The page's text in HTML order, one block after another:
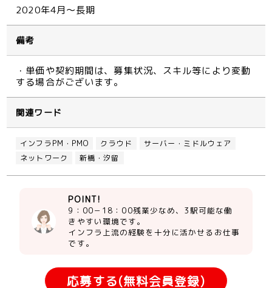
2020年4月～長期
備考
・単価や契約期間は、募集状況、スキル等により変動
する場合がございます。
関連ワード
インフラPM・PMO クラウド
サーバー・ミドルウェア
ネットワーク
新橋・汐留
POINT!
9：00－18：00残業少なめ、3駅可能な働
きやすい環境です。
インフラ上流の経験を十分に活かせるお仕事
です。
応募する(無料会員登録)